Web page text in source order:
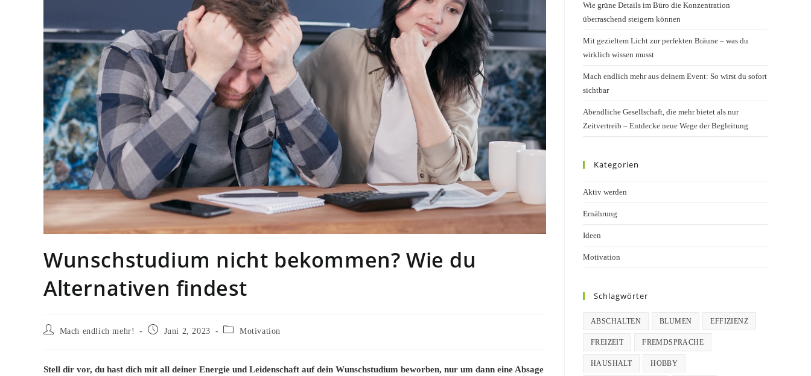
Wunschstudium nicht bekommen? Wie du
Alternativen findest
Beitrags-Mach endlich mehr!
BeitragJuni 2, 2023
Beitrags-Motivation
Stell dir vor, du hast dich mit all deiner Energie und Leidenschaft auf dein Wunschstudium beworben, nur um dann eine Absage
Wie grüne Details im Büro die Konzentration
überraschend steigern können
Mit gezieltem Licht zur perfekten Bräune – was du
wirklich wissen musst
Mach endlich mehr aus deinem Event: So wirst du sofort
sichtbar
Abendliche Gesellschaft, die mehr bietet als nur
Zeitvertreib – Entdecke neue Wege der Begleitung
Kategorien
Aktiv werden
Ernährung
Ideen
Motivation
Schlagwörter
ABSCHALTEN BLUMEN EFFIZIENZ
FREIZEIT FREMDSPRACHE
HAUSHALT HOBBY